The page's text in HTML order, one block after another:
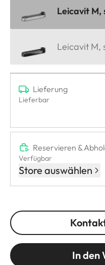
Leicavit
Leicavit M,
Lieferung
Lieferbar
Reservieren &
Verfügbar
Store auswählen
In den